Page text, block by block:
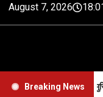
August 7, 2026
Breaking News
Faith-जन्म से मुस्लिम होने के